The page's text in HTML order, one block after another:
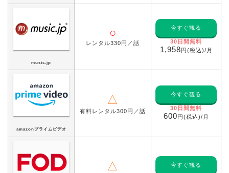
music.jp
○
レンタル330円／話
今すぐ観る
30日間無料
1,958円(税込)/月
amazonプライムビデオ
△
有料レンタル300円／話
今すぐ観る
30日間無料
600円(税込)/月
△ 今すぐ観る